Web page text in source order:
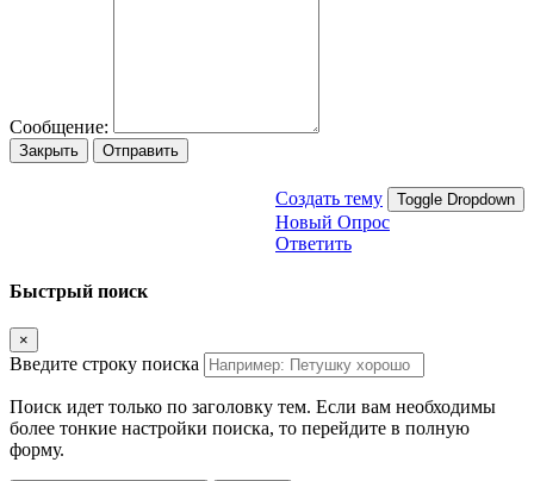
Сообщение:
Закрыть Отправить
Создать тему Toggle Dropdown
Новый Опрос
Ответить
Быстрый поиск
×
Введите строку поиска
Поиск идет только по заголовку тем. Если вам необходимы
более тонкие настройки поиска, то перейдите в полную
форму.